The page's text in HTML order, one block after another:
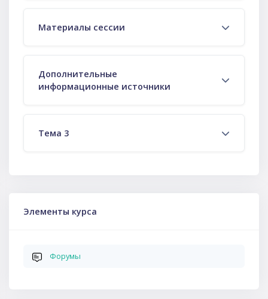
Материалы сессии
Дополнительные
информационные источники
Тема 3
Элементы курса
Форумы